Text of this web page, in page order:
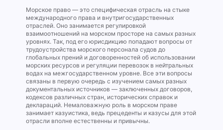
Морское право — это специфическая отрасль на стыке
международного права и внутригосударственных
отраслей. Оно занимается регулировкой
взаимоотношений на морском просторе на самых разных
уровнях. Так, под его юрисдикцию попадают вопросы от
трудоустройства морского персонала судов до
глобальных прений и договоренностей об использовании
морских ресурсов и регуляции перевозок в нейтральных
водах на межгосударственном уровне. Все эти вопросы
связаны в первую очередь с изучением самых разных
документальных источников — заключенных договоров,
кодексов различных стран, исторических справок и
деклараций. Немаловажную роль в морском праве
занимает казуистика, ведь прецеденты и казусы для этой
отрасли вполне естественны и привычны.